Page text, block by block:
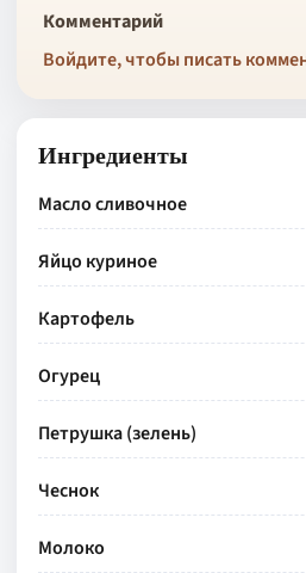
Комментарий
Войдите, чтобы писать
Ингредиенты
Масло сливочное
Яйцо куриное
Картофель
Огурец
Петрушка (зелень)
Чеснок
Молоко